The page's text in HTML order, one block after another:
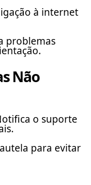
à internet
problemas
Não
o suporte
para evitar